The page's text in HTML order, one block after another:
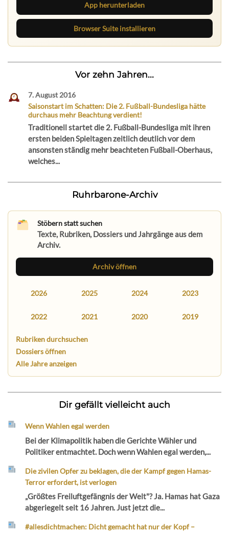
App herunterladen
Browser Suite installieren
Vor zehn Jahren...
7. August 2016
Saisonstart im Schatten: Die 2. Fußball-Bundesliga hätte
durchaus mehr Beachtung verdient!
Traditionell startet die 2. Fußball-Bundesliga mit ihren
ersten beiden Spieltagen zeitlich deutlich vor dem
ansonsten ständig mehr beachteten Fußball-Oberhaus,
welches...
Ruhrbarone-Archiv
Stöbern statt suchen
Texte, Rubriken, Dossiers und Jahrgänge aus dem
Archiv.
Archiv öffnen
2026 2025 2024 2023
2022 2021 2020 2019
Rubriken durchsuchen
Dossiers öffnen
Alle Jahre anzeigen
Dir gefällt vielleicht auch
Wenn Wahlen egal werden
Bei der Klimapolitik haben die Gerichte Wähler und
Politiker entmachtet. Doch wenn Wahlen egal werden,...
Die zivilen Opfer zu beklagen, die der Kampf gegen Hamas-
Terror erfordert, ist verlogen
„Größtes Freiluftgefängnis der Welt"? Ja. Hamas hat Gaza
abgeriegelt seit 16 Jahren. Just jetzt die...
#allesdichtmachen: Dicht gemacht hat nur der Kopf –